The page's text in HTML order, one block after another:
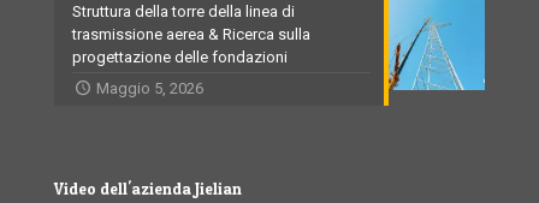
Struttura della torre della linea di
trasmissione aerea & Ricerca sulla
progettazione delle fondazioni
Maggio 5, 2026
Video dell'azienda Jielian